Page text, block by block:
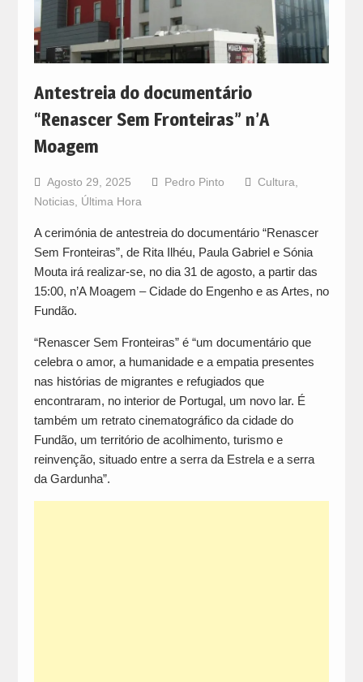
Antestreia do documentário
“Renascer Sem Fronteiras” n’A
Moagem
Agosto 29, 2025 Pedro Pinto Cultura
Noticias, Última Hora
A cerimónia de antestreia do documentário “Renascer
Sem Fronteiras”, de Rita Ilhéu, Paula Gabriel e Sónia
Mouta irá realizar-se, no dia 31 de agosto, a partir das
15:00, n’A Moagem – Cidade do Engenho e as Artes, no
Fundão.
“Renascer Sem Fronteiras” é “um documentário que
celebra o amor, a humanidade e a empatia presentes
nas histórias de migrantes e refugiados que
encontraram, no interior de Portugal, um novo lar. É
também um retrato cinematográfico da cidade do
Fundão, um território de acolhimento, turismo e
reinvenção, situado entre a serra da Estrela e a serra
da Gardunha”.